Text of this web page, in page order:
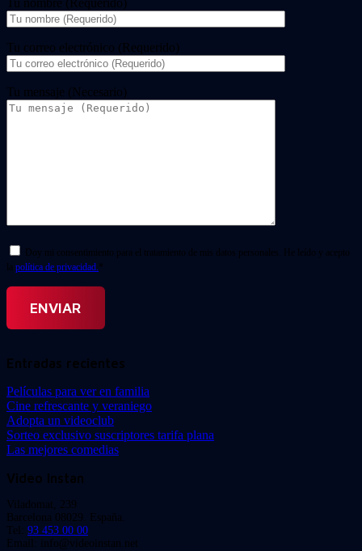
Tu nombre (Requerido)
Tu correo electrónico (Requerido)
Tu mensaje (Necesario)
Doy mi consentimiento para el tratamiento de mis datos personales. He leído y acepto
la política de privacidad. *
Entradas recientes
Películas para ver en familia
Cine refrescante y veraniego
Adopta un videoclub
Sorteo exclusivo suscriptores tarifa plana
Las mejores comedias
Video Instan
Viladomat, 239
Barcelona 08029. España.
Tel: 93 453 00 00
Email: info@videoinstan.net